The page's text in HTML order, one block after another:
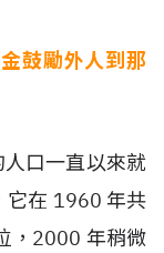
鼓勵外人到那
口一直以來就
它在 1960 年共
，2000 年稍微